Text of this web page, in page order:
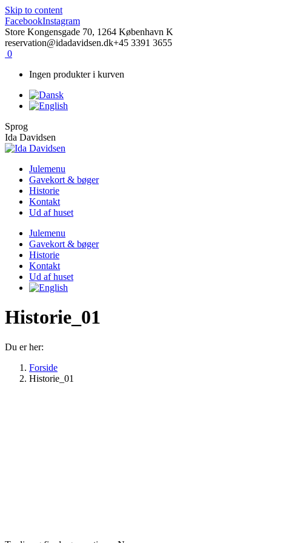
Skip to content
FacebookInstagram
Store Kongensgade 70, 1264 København K
reservation@idadavidsen.dk+45 3391 3655
0
Ingen produkter i kurven
Sprog
Ida Davidsen
Julemenu
Gavekort & bøger
Historie
Kontakt
Ud af huset
Julemenu
Gavekort & bøger
Historie
Kontakt
Ud af huset
Historie_01
Du er her:
Forside
Historie_01